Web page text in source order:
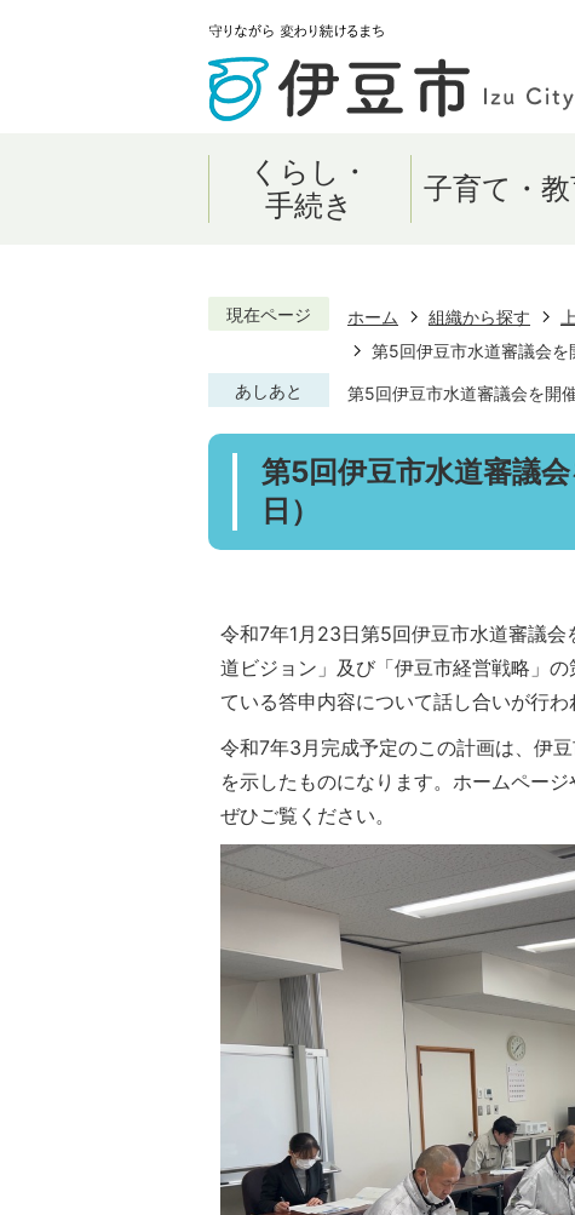
くらし・
手続き
子育て・
現在ページ ホーム 組織から探す
第5回伊豆市水道審議会を
あしあと
第5回伊豆市水道審議会を開
第5回伊豆市水道審議
日）
令和7年1月23日第5回伊豆市水道審議
道ビジョン」及び「伊豆市経営戦略」
ている答申内容について話し合いが行わ
令和7年3月完成予定のこの計画は、伊
を示したものになります。ホームペー
ぜひご覧ください。